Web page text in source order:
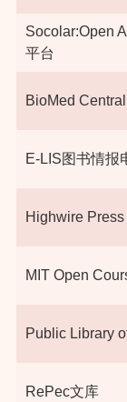
Socolar:Open
平台
BioMed Central
E-LIS图书情报
Highwire Press
MIT Open
Public Library
RePec文库